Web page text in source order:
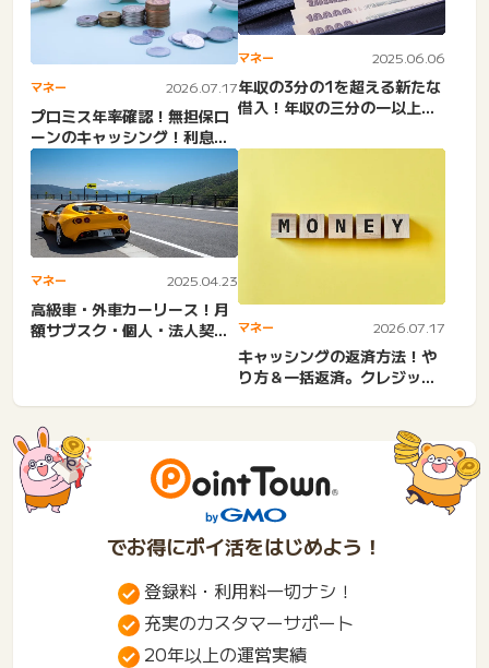
マネー 2026.07.17
プロミス年率確認！無担保ロ
ーンのキャッシング！利息高
い？増える？金利下げる。
利...
マネー 2025.06.06
年収の3分の1を超える新たな
借入！年収の三分の一以上借
マネー 2025.04.23
高級車・外車カーリース！月
額サブスク・個人・法人契
マネー 2026.07.17
キャッシングの返済方法！や
り方＆一括返済。クレジット
でお得にポイ活をはじめよう！
登録料・利用料一切ナシ！
充実のカスタマーサポート
20年以上の運営実績